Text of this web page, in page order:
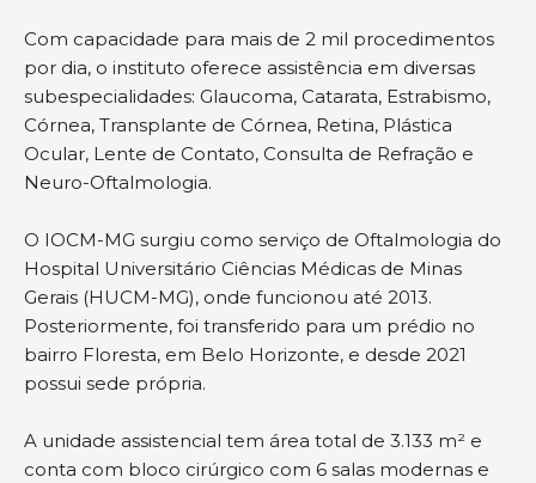
Com capacidade para mais de 2 mil procedimentos
por dia, o instituto oferece assistência em diversas
subespecialidades: Glaucoma, Catarata, Estrabismo,
Córnea, Transplante de Córnea, Retina, Plástica
Ocular, Lente de Contato, Consulta de Refração e
Neuro-Oftalmologia.
O IOCM-MG surgiu como serviço de Oftalmologia do
Hospital Universitário Ciências Médicas de Minas
Gerais (HUCM-MG), onde funcionou até 2013.
Posteriormente, foi transferido para um prédio no
bairro Floresta, em Belo Horizonte, e desde 2021
possui sede própria.
A unidade assistencial tem área total de 3.133 m² e
conta com bloco cirúrgico com 6 salas modernas e